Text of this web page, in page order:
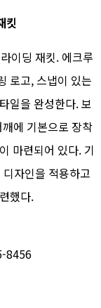
킷
이딩 재킷. 에크루
로고, 스냅이 있는
일을 완성한다. 보
에 기본으로 장착
마련되어 있다. 기
자인을 적용하고
했다.
8456